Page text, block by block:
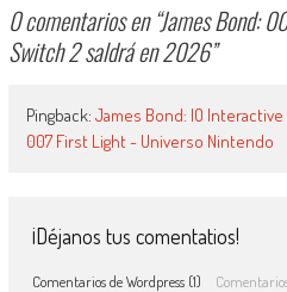
0 comentarios en “James Bond:
Switch 2 saldrá en 2026”
Pingback: James Bond: IO
007 First Light - Universo Nintendo
¡Déjanos tus comentatios!
Comentarios de Wordpress (1)